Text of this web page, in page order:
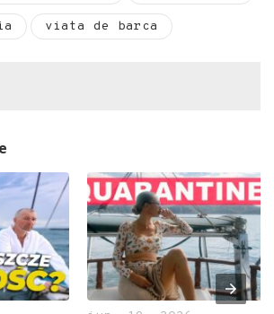
viata de barca